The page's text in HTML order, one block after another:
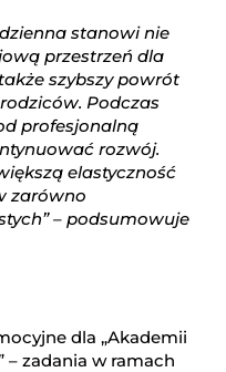
stanowi nie
przestrzeń dla
szybszy powrót
Podczas
profesjonalną
rozwój.
elastyczność
zarówno
– podsumowuje
dla „Akademii
– zadania w ramach